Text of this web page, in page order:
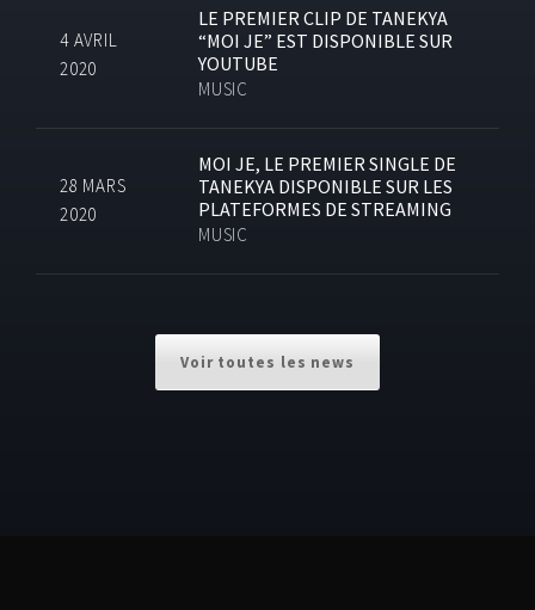
4 AVRIL
2020
LE PREMIER CLIP DE TANEKYA
“MOI JE” EST DISPONIBLE SUR
YOUTUBE
MUSIC
28 MARS
2020
MOI JE, LE PREMIER SINGLE DE
TANEKYA DISPONIBLE SUR LES
PLATEFORMES DE STREAMING
MUSIC
Voir toutes les news